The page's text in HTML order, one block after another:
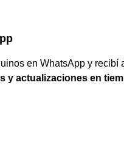
en WhatsApp y
y actualizaciones en